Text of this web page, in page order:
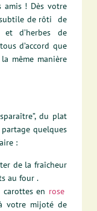
amis ! Dès votre
subtile de rôti de
d’herbes de
d’accord que
même manière
du plat
quelques
:
de la fraîcheur
au four .
en rose
votre mijoté de